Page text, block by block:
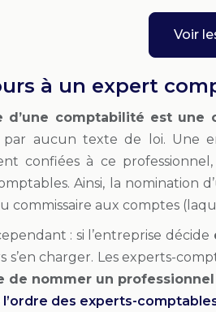
Voir
à un expert
d’une comptabilité est une
par aucun texte de loi. Une
confiées à ce
Ainsi, la nomination
commissaire aux comptes
: si l’entreprise décide
s’en charger. Les experts-
de nommer un
des experts-